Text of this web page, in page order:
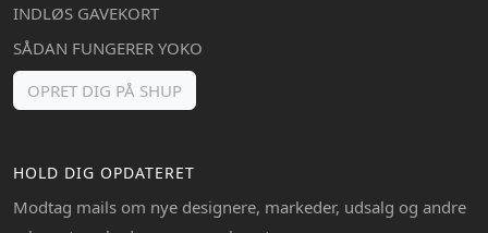
INDLØS GAVEKORT
SÅDAN FUNGERER YOKO
OPRET DIG PÅ SHUP
HOLD DIG OPDATERET
Modtag mails om nye designere, markeder, udsalg og andre